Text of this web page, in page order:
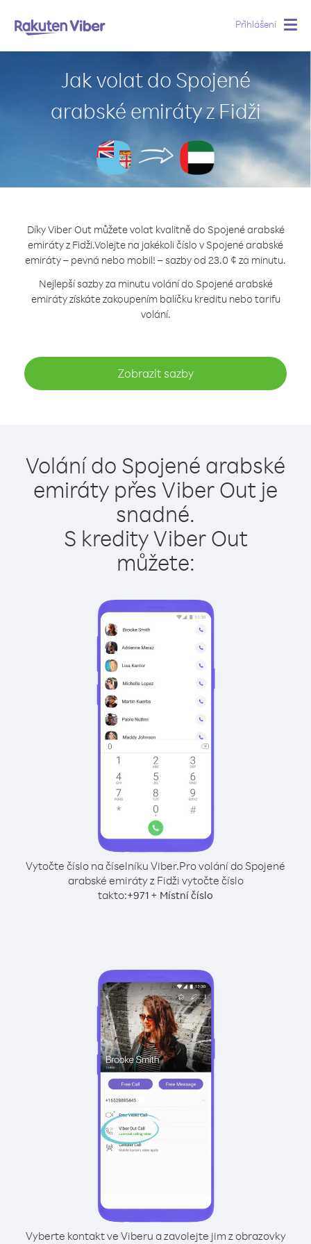
Přihlášení
Jak volat do Spojené
arabské emiráty z Fidži
Díky Viber Out můžete volat kvalitně do Spojené arabské
emiráty z Fidži.Volejte na jakékoli číslo v Spojené arabské
emiráty – pevná nebo mobil! – sazby od 23.0 ¢ za minutu.
Nejlepší sazby za minutu volání do Spojené arabské
emiráty získáte zakoupením balíčku kreditu nebo tarifu
volání.
Zobrazit sazby
Volání do Spojené arabské
emiráty přes Viber Out je
snadné.
S kredity Viber Out
můžete:
Vytočte číslo na číselníku Viber.Pro volání do Spojené
arabské emiráty z Fidži vytočte číslo
takto:+971 + Místní číslo
Vyberte kontakt ve Viberu a zavolejte jim z obrazovky